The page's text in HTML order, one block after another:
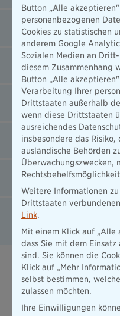
Kantine und Barista-Bar
Angebote für dich und
Eltern-Kind-Büro
Hunde-Büro
Evermood – Dein
...und viele
Button „Alle
personenbezogenen
Cookies zu statistischen
anderem Google
Sozialen Medien an
diesem Zusammenhang
Button „Alle
Verarbeitung Ihrer
Drittstaaten außerhalb
wenn diese Drittstaaten
ausreichendes
insbesondere das Risiko,
ausländische Behörden
Überwachungszwecken,
Weitere Informationen
Drittstaaten
Link.
Mit einem Klick auf
dass Sie mit dem
sind. Sie können die
Klick auf „Mehr
selbst bestimmen,
zulassen möchten.
Ihre Einwilligungen